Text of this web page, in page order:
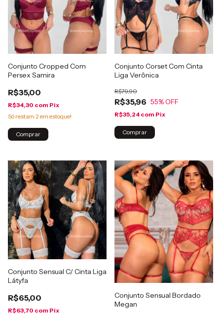
Conjunto Cropped Com
Persex Samira
R$35,00
R$34,30 com Pix
Só restam 2 em estoque!
Comprar
Conjunto Corset Com Cinta
Liga Verônica
R$35,96
R$79,90
55% OFF
R$35,24 com Pix
Comprar
Conjunto Sensual C/ Cinta Liga
Látyfa
R$65,00
R$63,70 com Pix
Conjunto Sensual Bordado
Megan